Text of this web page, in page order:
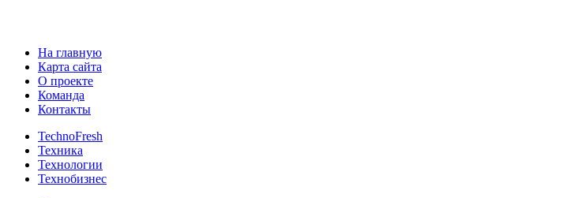
На главную
Карта сайта
О проекте
Команда
Контакты
TechnoFresh
Техника
Технологии
Технобизнес